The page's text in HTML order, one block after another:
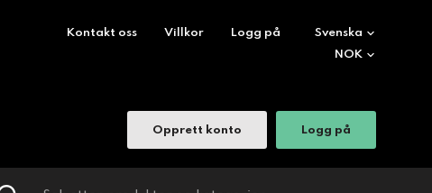
Kontakt oss Villkor Logg på
Opprett konto Logg på